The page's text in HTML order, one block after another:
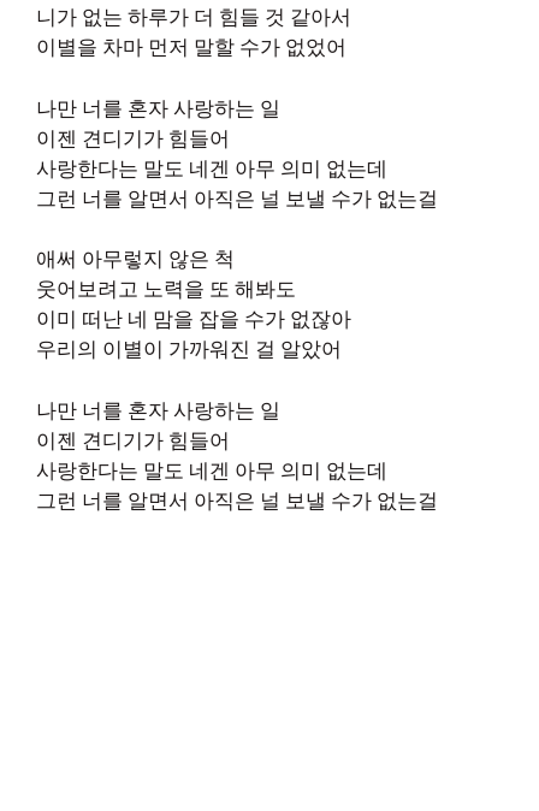
니가 없는 하루가 더 힘들 것 같아서
이별을 차마 먼저 말할 수가 없었어
나만 너를 혼자 사랑하는 일
이젠 견디기가 힘들어
사랑한다는 말도 네겐 아무 의미 없는데
그런 너를 알면서 아직은 널 보낼 수가 없는걸
애써 아무렇지 않은 척
웃어보려고 노력을 또 해봐도
이미 떠난 네 맘을 잡을 수가 없잖아
우리의 이별이 가까워진 걸 알았어
나만 너를 혼자 사랑하는 일
이젠 견디기가 힘들어
사랑한다는 말도 네겐 아무 의미 없는데
그런 너를 알면서 아직은 널 보낼 수가 없는걸